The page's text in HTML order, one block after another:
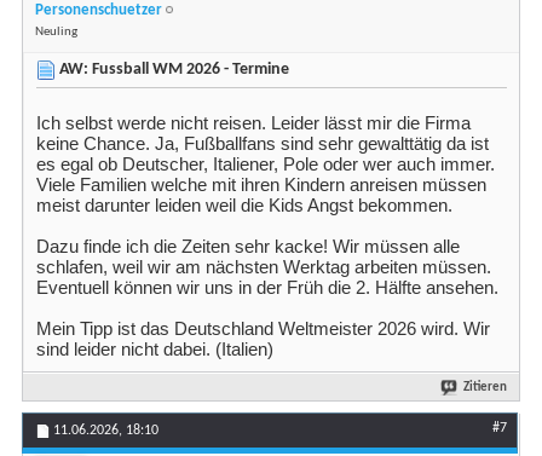
Personenschuetzer
Neuling
AW: Fussball WM 2026 - Termine
Ich selbst werde nicht reisen. Leider lässt mir die Firma
keine Chance. Ja, Fußballfans sind sehr gewalttätig da ist
es egal ob Deutscher, Italiener, Pole oder wer auch immer.
Viele Familien welche mit ihren Kindern anreisen müssen
meist darunter leiden weil die Kids Angst bekommen.
Dazu finde ich die Zeiten sehr kacke! Wir müssen alle
schlafen, weil wir am nächsten Werktag arbeiten müssen.
Eventuell können wir uns in der Früh die 2. Hälfte ansehen.
Mein Tipp ist das Deutschland Weltmeister 2026 wird. Wir
sind leider nicht dabei. (Italien)
Zitieren
11.06.2026, 18:10 #7